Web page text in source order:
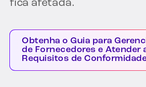
fica afetada.
Obtenha o Guia para
de Fornecedores e Atender
Requisitos de